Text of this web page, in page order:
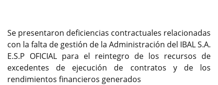
Se presentaron deficiencias contractuales relacionadas
con la falta de gestión de la Administración del IBAL S.A.
E.S.P OFICIAL para el reintegro de los recursos de
excedentes de ejecución de contratos y de los
rendimientos financieros generados